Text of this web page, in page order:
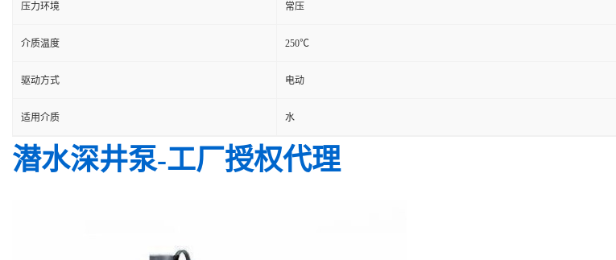
压力环境 常压
介质温度 250℃
驱动方式 电动
适用介质 水
潜水深井泵-工厂授权代理